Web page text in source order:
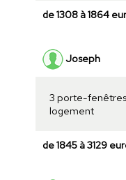
de 1308 à 1864
Joseph
3 porte-
logement
de 1845 à 3129